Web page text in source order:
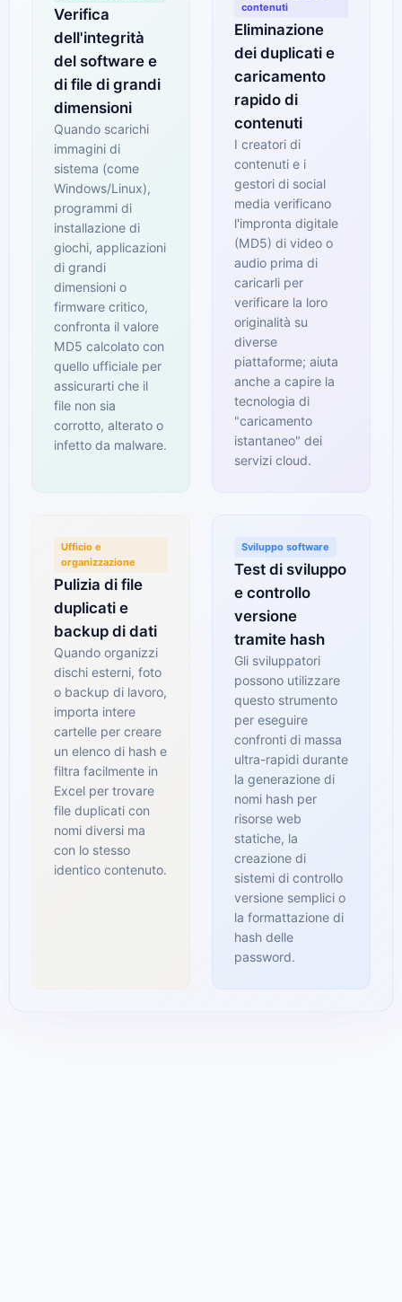
Verifica
dell'integrità
del software e
di file di grandi
dimensioni
Quando scarichi
immagini di
sistema (come
Windows/Linux),
programmi di
installazione di
giochi, applicazioni
di grandi
dimensioni o
firmware critico,
confronta il valore
MD5 calcolato con
quello ufficiale per
assicurarti che il
file non sia
corrotto, alterato o
infetto da malware.
contenuti
Eliminazione
dei duplicati e
caricamento
rapido di
contenuti
I creatori di
contenuti e i
gestori di social
media verificano
l'impronta digitale
(MD5) di video o
audio prima di
caricarli per
verificare la loro
originalità su
diverse
piattaforme; aiuta
anche a capire la
tecnologia di
"caricamento
istantaneo" dei
servizi cloud.
Ufficio e
organizzazione
Pulizia di file
duplicati e
backup di dati
Quando organizzi
dischi esterni, foto
o backup di lavoro,
importa intere
cartelle per creare
un elenco di hash e
filtra facilmente in
Excel per trovare
file duplicati con
nomi diversi ma
con lo stesso
identico contenuto.
Sviluppo software
Test di sviluppo
e controllo
versione
tramite hash
Gli sviluppatori
possono utilizzare
questo strumento
per eseguire
confronti di massa
ultra-rapidi durante
la generazione di
nomi hash per
risorse web
statiche, la
creazione di
sistemi di controllo
versione semplici o
la formattazione di
hash delle
password.